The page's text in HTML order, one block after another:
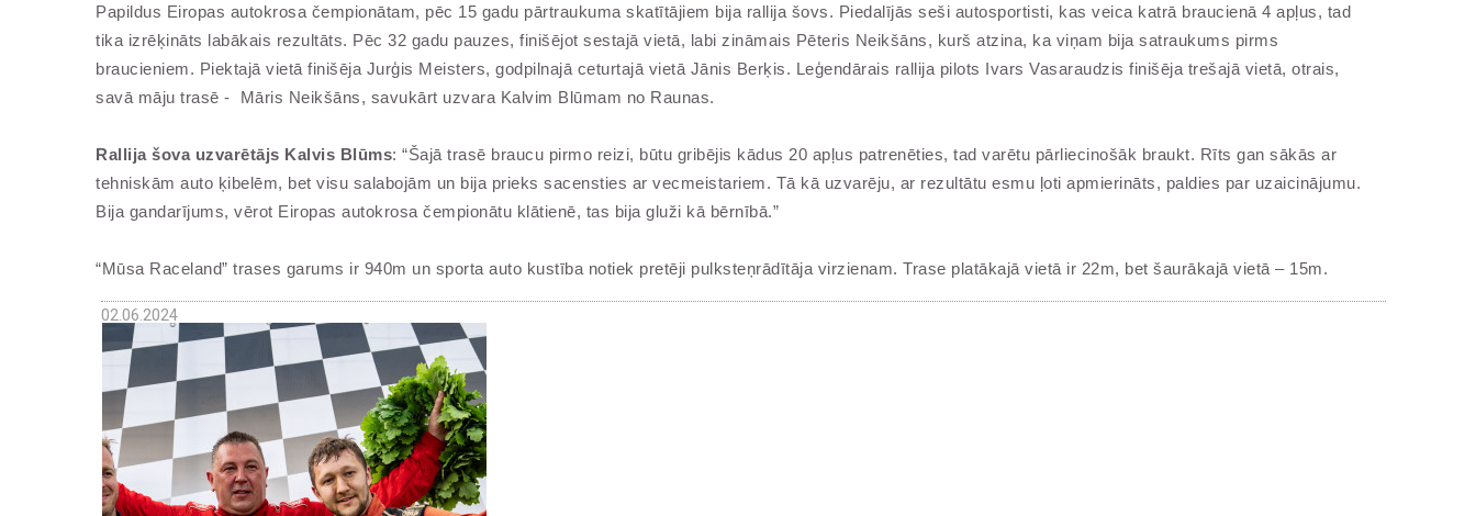
Papildus Eiropas autokrosa čempionātam, pēc 15 gadu pārtraukuma skatītājiem bija rallija šovs. Piedalījās seši autosportisti, kas veica katrā braucienā 4 apļus, tad
tika izrēķināts labākais rezultāts. Pēc 32 gadu pauzes, finišējot sestajā vietā, labi zināmais Pēteris Neikšāns, kurš atzina, ka viņam bija satraukums pirms
braucieniem. Piektajā vietā finišēja Jurģis Meisters, godpilnajā ceturtajā vietā Jānis Berķis. Leģendārais rallija pilots Ivars Vasaraudzis finišēja trešajā vietā, otrais,
savā māju trasē - Māris Neikšāns, savukārt uzvara Kalvim Blūmam no Raunas.
Rallija šova uzvarētājs Kalvis Blūms: “Šajā trasē braucu pirmo reizi, būtu gribējis kādus 20 apļus patrenēties, tad varētu pārliecinošāk braukt. Rīts gan sākās ar
tehniskām auto ķibelēm, bet visu salabojām un bija prieks sacensties ar vecmeistariem. Tā kā uzvarēju, ar rezultātu esmu ļoti apmierināts, paldies par uzaicinājumu.
Bija gandarījums, vērot Eiropas autokrosa čempionātu klātienē, tas bija gluži kā bērnībā.”
“Mūsa Raceland” trases garums ir 940m un sporta auto kustība notiek pretēji pulksteņrādītāja virzienam. Trase platākajā vietā ir 22m, bet šaurākajā vietā – 15m.
02.06.2024